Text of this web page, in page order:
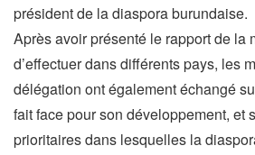
président de la diaspora burundaise.
Après avoir présenté le rapport de la
d’effectuer dans différents pays, les
délégation ont également échangé
fait face pour son développement, et
prioritaires dans lesquelles la